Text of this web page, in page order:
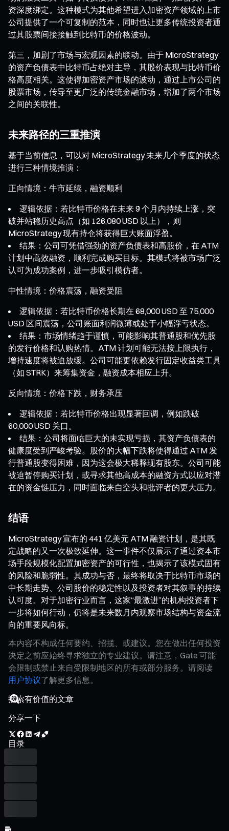
资深度绑定。这种模式为其他希望进入加密资产领域的上市
公司提供了一个可复制的范本，同时也让更多传统投资者通
过其股票间接接触到比特币的价格波动。
第三，加剧了市场与宏观因素的联动。由于 MicroStrategy
的资产负债表中比特币占绝对主导，其股价表现与比特币价
格高度相关。这使得加密资产市场的波动，通过上市公司的
股票市场，传导至更广泛的传统金融市场，增加了两个市场
之间的关联性。
未来路径的三重推演
基于当前信息，可以对 MicroStrategy 未来几个季度的状态
进行三种情境推演：
正向情境：牛市延续，融资顺利
逻辑依据：若比特币价格在未来 9 个月内持续上涨，突
破并站稳历史高点（如 126,080 USD 以上），则
MicroStrategy 现有持仓将获得巨大账面浮盈。
结果：公司可凭借强劲的资产负债表和高股价，在 ATM
计划中高效融资，顺利完成购买目标。其模式将被市场广泛
认可为成功案例，进一步吸引模仿者。
中性情境：价格震荡，融资受阻
逻辑依据：若比特币价格长期在 68,000 USD 至 75,000
USD 区间震荡，公司账面利润微薄或处于小幅浮亏状态。
结果：市场情绪趋于谨慎，可能影响其普通股和优先股
的发行价格和认购热情。ATM 计划可能无法按上限执行，
增持速度将被迫放缓。公司可能更依赖发行固定收益类工具
（如 STRK）来筹集资金，融资成本相应上升。
反向情境：价格下跌，财务承压
逻辑依据：若比特币价格出现显著回调，例如跌破
60,000 USD 关口。
结果：公司将面临巨大的未实现亏损，其资产负债表的
健康度受到严峻考验。股价的大幅下跌将使得通过 ATM 发
行普通股变得困难，因为这会极大稀释现有股东。公司可能
被迫暂停购买计划，或寻求其他高成本的融资方式以应对潜
在的资金链压力，同时面临来自空头和批评者的更大压力。
结语
MicroStrategy 宣布的 441 亿美元 ATM 融资计划，是其既
定战略的又一次极致延伸。这一事件不仅展示了通过资本市
场手段规模化配置加密资产的可行性，也揭示了该模式固有
的风险和脆弱性。其成功与否，最终将取决于比特币市场的
中长期走势、公司股价的稳定性以及投资者对其叙事的持续
认可度。对于加密行业而言，这家“最激进”的机构投资者下
一步将如何行动，仍将是未来数月内观察市场结构与资金流
向的重要风向标。
本内容不构成任何要约、招揽、或建议。您在做出任何投资
决定之前应始终寻求独立的专业建议。请注意，Gate 可能
会限制或禁止来自受限制地区的所有或部分服务。请阅读
用户协议了解更多信息。
分享一下
目录